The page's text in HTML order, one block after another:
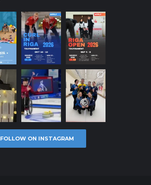
FOLLOW ON INSTAGRAM